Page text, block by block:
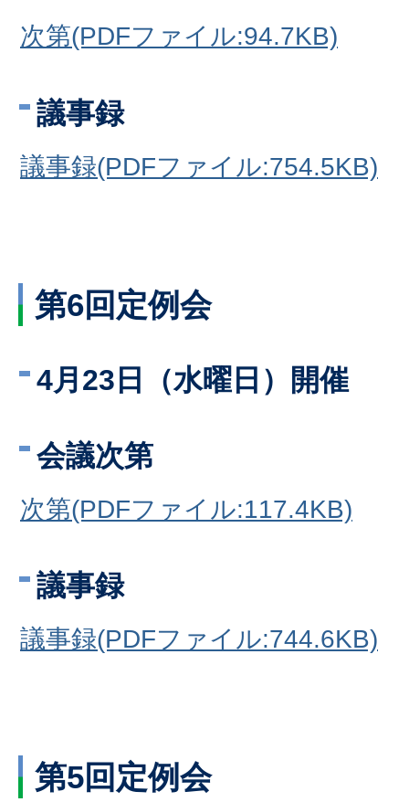
次第(PDFファイル:94.7KB)
議事録
議事録(PDFファイル:754.5KB)
第6回定例会
4月23日（水曜日）開催
会議次第
次第(PDFファイル:117.4KB)
議事録
議事録(PDFファイル:744.6KB)
第5回定例会